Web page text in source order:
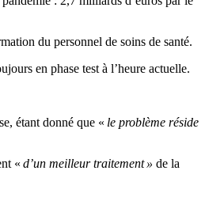
du personnel de soins de santé.
en phase test à l’heure actuelle.
étant donné que « le problème réside
« d’un meilleur traitement » de la